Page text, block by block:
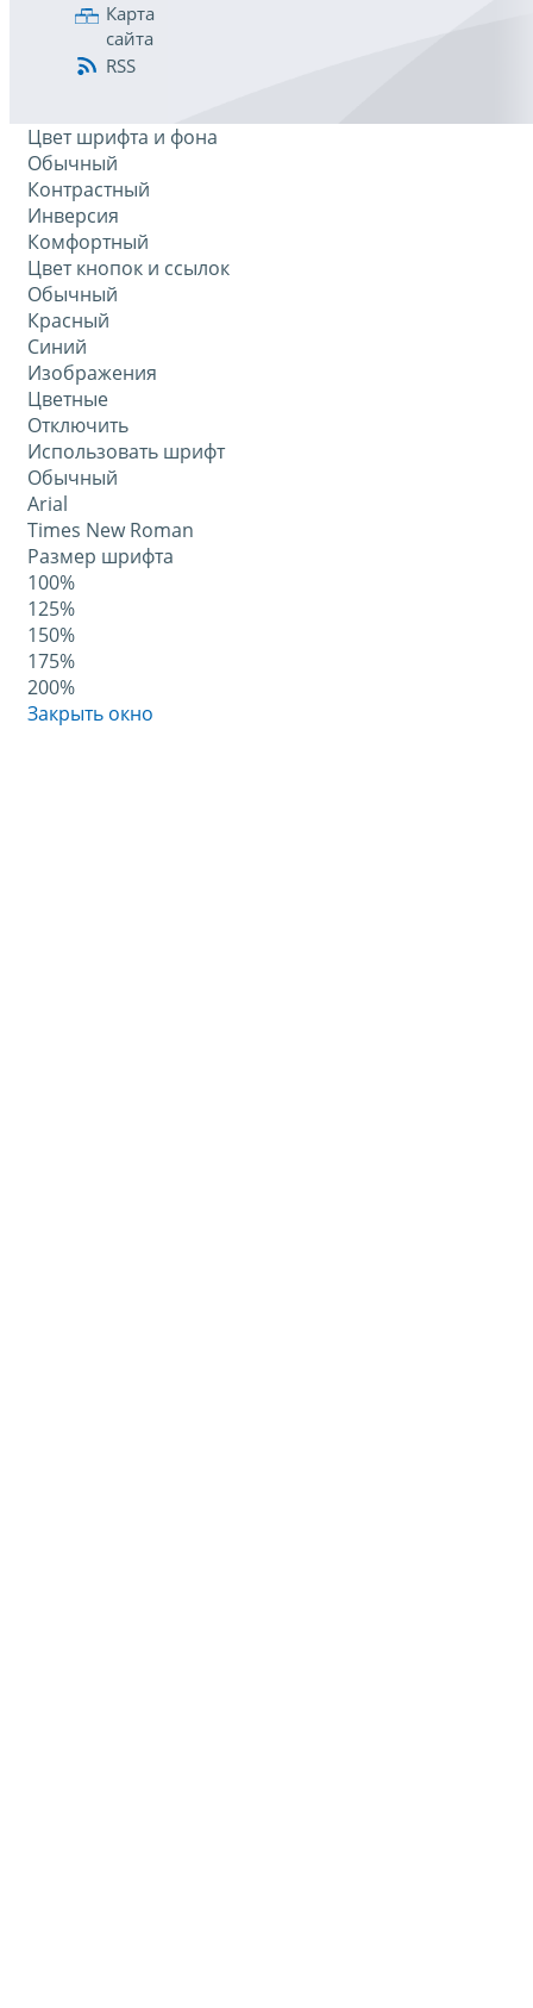
Карта
сайта
RSS
Цвет шрифта и фона
Обычный
Контрастный
Инверсия
Комфортный
Цвет кнопок и ссылок
Обычный
Красный
Синий
Изображения
Цветные
Отключить
Использовать шрифт
Обычный
Arial
Times New Roman
Размер шрифта
100%
125%
150%
175%
200%
Закрыть окно